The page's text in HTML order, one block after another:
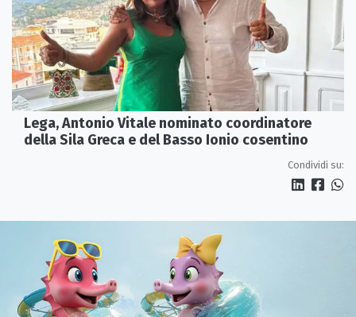
Lega, Antonio Vitale nominato coordinatore
della Sila Greca e del Basso Ionio cosentino
Condividi su: